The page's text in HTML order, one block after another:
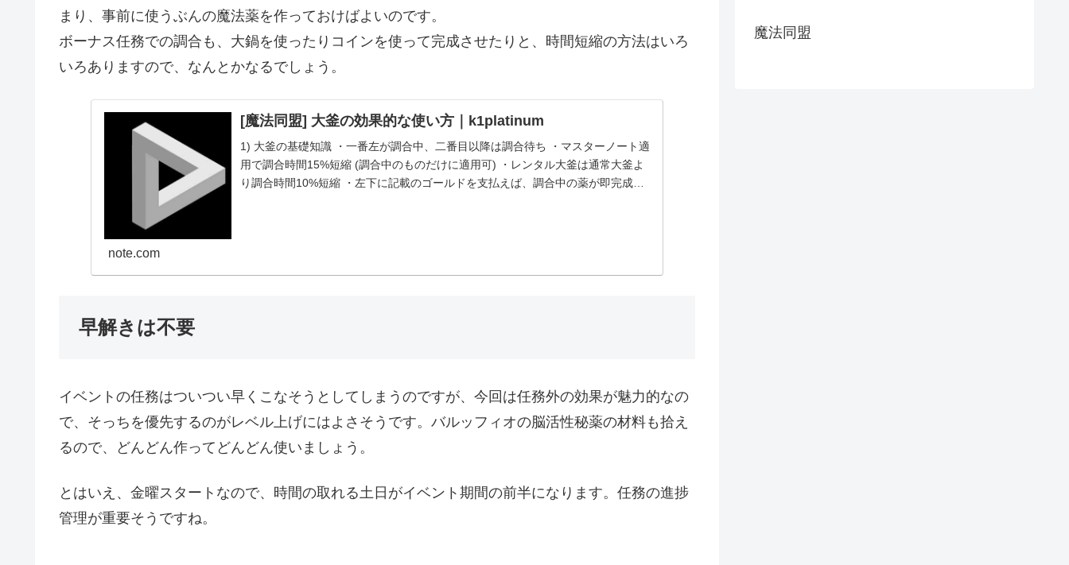
まり、事前に使うぶんの魔法薬を作っておけばよいのです。
ボーナス任務での調合も、大鍋を使ったりコインを使って完成させたりと、時間短縮の方法はいろ
いろありますので、なんとかなるでしょう。
[魔法同盟] 大釜の効果的な使い方｜k1platinum
1) 大釜の基礎知識 ・一番左が調合中、二番目以降は調合待ち ・マスターノート適
用で調合時間15%短縮 (調合中のものだけに適用可) ・レンタル大釜は通常大釜よ
り調合時間10%短縮 ・左下に記載のゴールドを支払えば、調合中の薬が即完成、
note.com
早解きは不要
イベントの任務はついつい早くこなそうとしてしまうのですが、今回は任務外の効果が魅力的なの
で、そっちを優先するのがレベル上げにはよさそうです。バルッフィオの脳活性秘薬の材料も拾え
るので、どんどん作ってどんどん使いましょう。
とはいえ、金曜スタートなので、時間の取れる土日がイベント期間の前半になります。任務の進捗
管理が重要そうですね。
魔法同盟